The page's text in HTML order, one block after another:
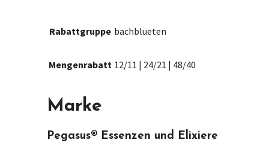
Rabattgruppe bachblueten
Mengenrabatt 12/11 | 24/21 | 48/40
Marke
Pegasus® Essenzen und Elixiere